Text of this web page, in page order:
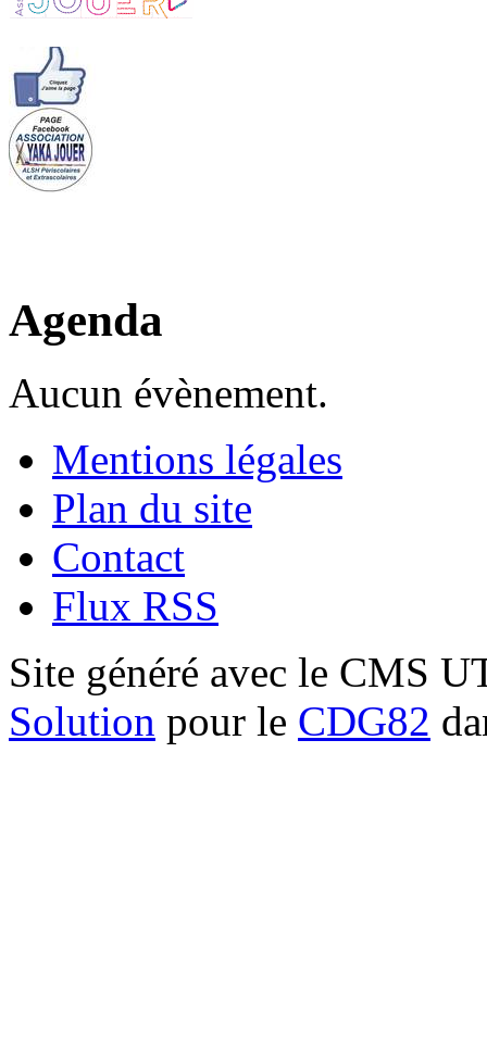
Agenda
Aucun évènement.
Mentions légales
Plan du site
Contact
Flux RSS
Site généré avec le CMS
Solution pour le CDG82